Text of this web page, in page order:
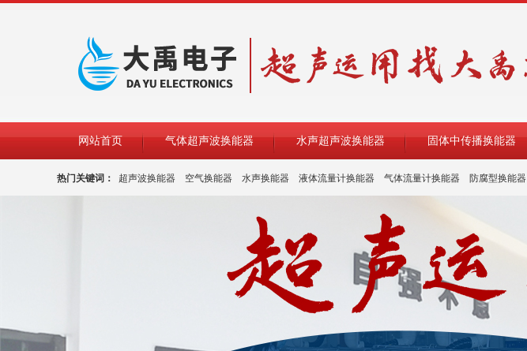
网站首页 气体超声波换能器 水声超声波换能器 固体中传播换能器
热门关键词： 超声波换能器 空气换能器 水声换能器 液体流量计换能器 气体流量计换能器 防腐型换能器